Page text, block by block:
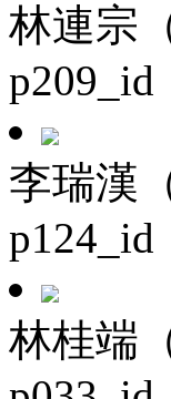
林連宗
p209_id
李瑞漢
p124_id
林桂端